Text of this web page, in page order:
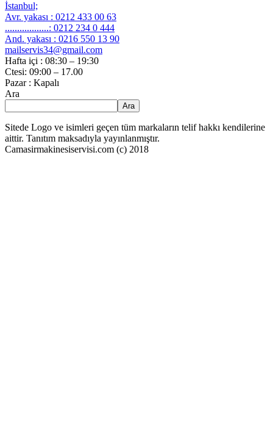
İstanbul;
Avr. yakası : 0212 433 00 63
..................: 0212 234 0 444
And. yakası : 0216 550 13 90
mailservis34@gmail.com
Hafta içi : 08:30 – 19:30
Ctesi: 09:00 – 17.00
Pazar : Kapalı
Ara
Ara
Sitede Logo ve isimleri geçen tüm markaların telif hakkı kendilerine
aittir. Tanıtım maksadıyla yayınlanmıştır.
Camasirmakinesiservisi.com (c) 2018